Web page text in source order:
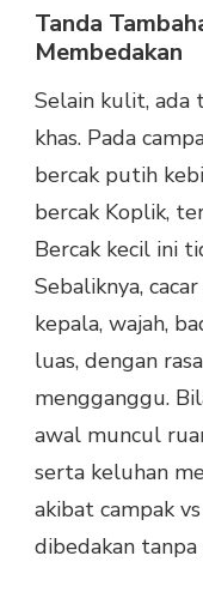
Tanda
Membedakan
Selain kulit, ada
khas. Pada
bercak putih
bercak Koplik,
Bercak kecil ini
Sebaliknya,
kepala, wajah,
luas, dengan
mengganggu.
awal muncul
serta keluhan
akibat campak
dibedakan tanpa